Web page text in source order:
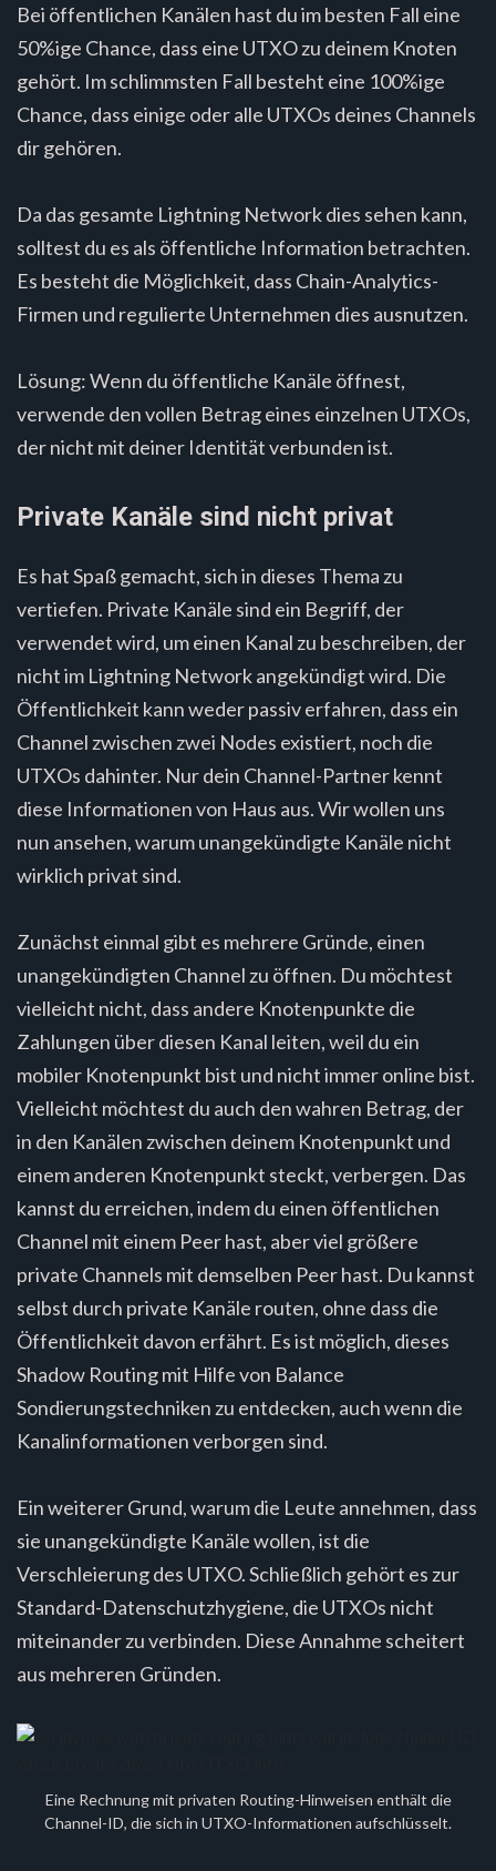
Bei öffentlichen Kanälen hast du im besten Fall eine
50%ige Chance, dass eine UTXO zu deinem Knoten
gehört. Im schlimmsten Fall besteht eine 100%ige
Chance, dass einige oder alle UTXOs deines Channels
dir gehören.
Da das gesamte Lightning Network dies sehen kann,
solltest du es als öffentliche Information betrachten.
Es besteht die Möglichkeit, dass Chain-Analytics-
Firmen und regulierte Unternehmen dies ausnutzen.
Lösung: Wenn du öffentliche Kanäle öffnest,
verwende den vollen Betrag eines einzelnen UTXOs,
der nicht mit deiner Identität verbunden ist.
Private Kanäle sind nicht privat
Es hat Spaß gemacht, sich in dieses Thema zu
vertiefen. Private Kanäle sind ein Begriff, der
verwendet wird, um einen Kanal zu beschreiben, der
nicht im Lightning Network angekündigt wird. Die
Öffentlichkeit kann weder passiv erfahren, dass ein
Channel zwischen zwei Nodes existiert, noch die
UTXOs dahinter. Nur dein Channel-Partner kennt
diese Informationen von Haus aus. Wir wollen uns
nun ansehen, warum unangekündigte Kanäle nicht
wirklich privat sind.
Zunächst einmal gibt es mehrere Gründe, einen
unangekündigten Channel zu öffnen. Du möchtest
vielleicht nicht, dass andere Knotenpunkte die
Zahlungen über diesen Kanal leiten, weil du ein
mobiler Knotenpunkt bist und nicht immer online bist.
Vielleicht möchtest du auch den wahren Betrag, der
in den Kanälen zwischen deinem Knotenpunkt und
einem anderen Knotenpunkt steckt, verbergen. Das
kannst du erreichen, indem du einen öffentlichen
Channel mit einem Peer hast, aber viel größere
private Channels mit demselben Peer hast. Du kannst
selbst durch private Kanäle routen, ohne dass die
Öffentlichkeit davon erfährt. Es ist möglich, dieses
Shadow Routing mit Hilfe von Balance
Sondierungstechniken zu entdecken, auch wenn die
Kanalinformationen verborgen sind.
Ein weiterer Grund, warum die Leute annehmen, dass
sie unangekündigte Kanäle wollen, ist die
Verschleierung des UTXO. Schließlich gehört es zur
Standard-Datenschutzhygiene, die UTXOs nicht
miteinander zu verbinden. Diese Annahme scheitert
aus mehreren Gründen.
Eine Rechnung mit privaten Routing-Hinweisen enthält die
Channel-ID, die sich in UTXO-Informationen aufschlüsselt.